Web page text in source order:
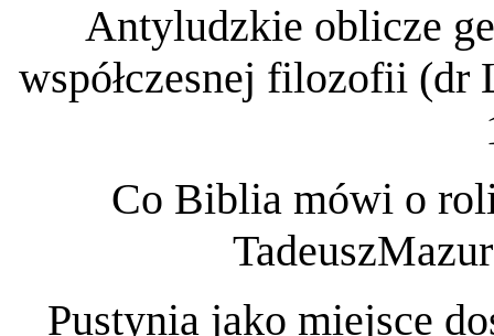
Antyludzkie oblicze
współczesnej filozofii (dr
Co Biblia mówi o
Pustynia jako miejsce